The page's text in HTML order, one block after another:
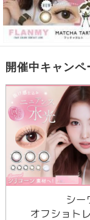
開催中キャンペ
シー
オフショト